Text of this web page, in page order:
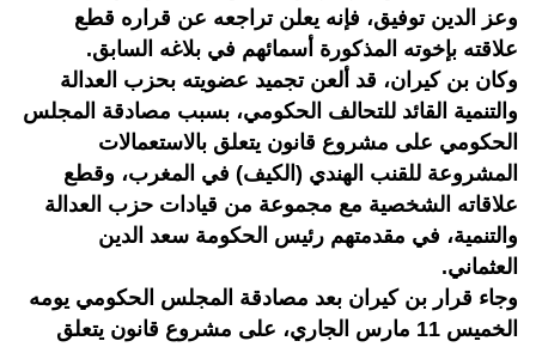
وعز الدين توفيق، فإنه يعلن تراجعه عن قراره قطع
علاقته بإخوته المذكورة أسمائهم في بلاغه السابق.
وكان بن كيران، قد ألعن تجميد عضويته بحزب العدالة
والتنمية القائد للتحالف الحكومي، بسبب مصادقة المجلس
الحكومي على مشروع قانون يتعلق بالاستعمالات
المشروعة للقنب الهندي (الكيف) في المغرب، وقطع
علاقاته الشخصية مع مجموعة من قيادات حزب العدالة
والتنمية، في مقدمتهم رئيس الحكومة سعد الدين
العثماني.
وجاء قرار بن كيران بعد مصادقة المجلس الحكومي يومه
الخميس 11 مارس الجاري، على مشروع قانون يتعلق